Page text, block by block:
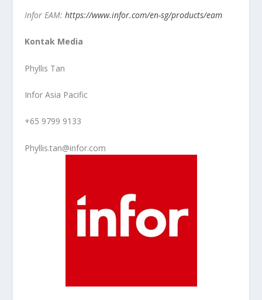
Infor EAM:https://www.infor.com/en-sg/products/eam
Kontak Media
Phyllis Tan
Infor Asia Pacific
+65 9799 9133
Phyllis.tan@infor.com